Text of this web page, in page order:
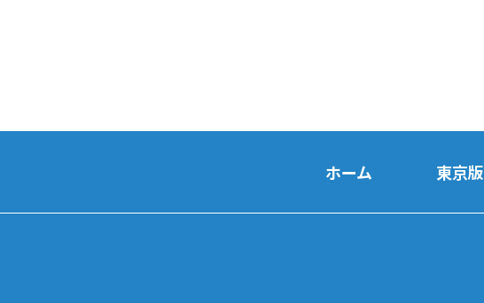
ホーム 東京版